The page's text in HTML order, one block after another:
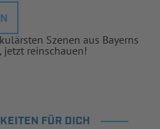
Szenen aus Bayerns
reinschauen!
FÜR DICH